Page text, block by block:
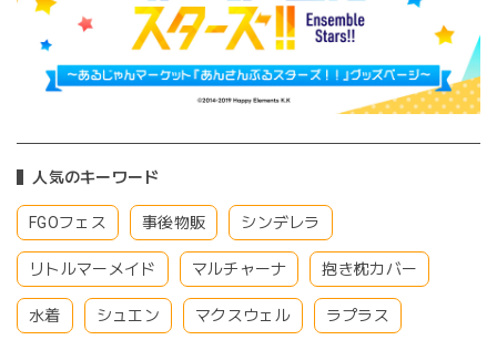
人気のキーワード
FGOフェス 事後物販 シンデレラ
リトルマーメイド マルチャーナ 抱き枕カバー
水着 シュエン マクスウェル ラプラス